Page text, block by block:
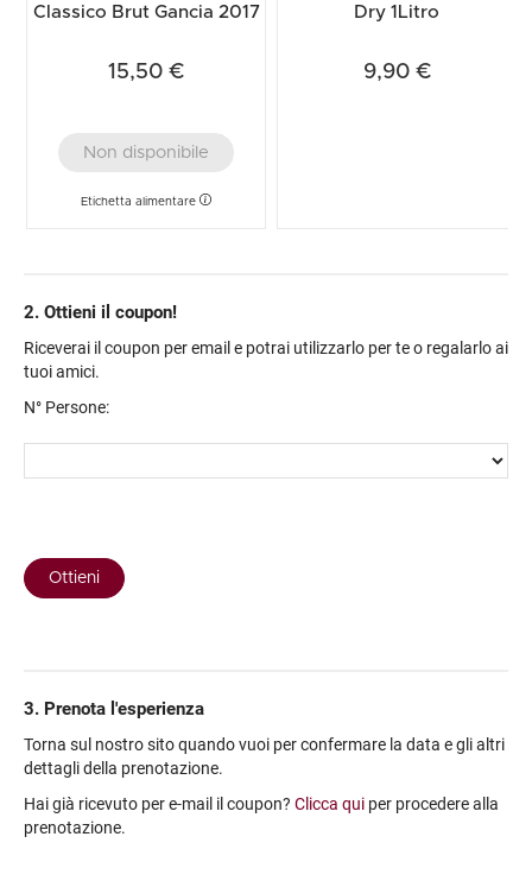
Classico Brut Gancia 2017
15,50 €
Non disponibile
Etichetta alimentare
Dry 1Litro
9,90 €
2. Ottieni il coupon!
Riceverai il coupon per email e potrai utilizzarlo per te o regalarlo ai
tuoi amici.
N° Persone:
3. Prenota l'esperienza
Torna sul nostro sito quando vuoi per confermare la data e gli altri
dettagli della prenotazione.
Hai già ricevuto per e-mail il coupon? Clicca qui per procedere alla
prenotazione.